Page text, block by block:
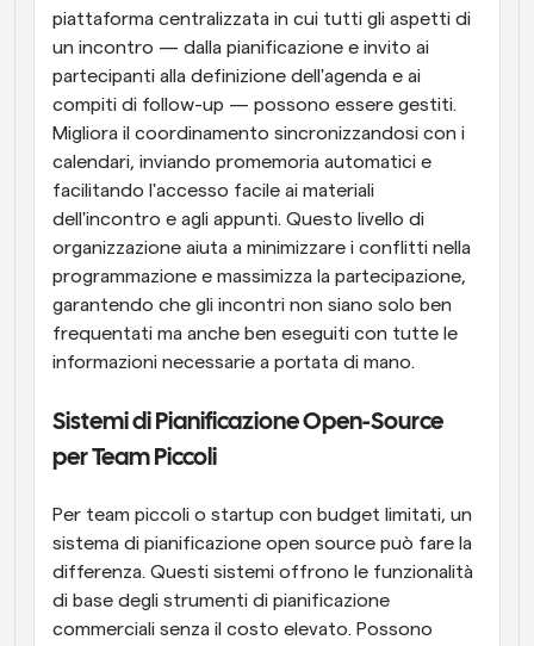
piattaforma centralizzata in cui tutti gli aspetti di
un incontro — dalla pianificazione e invito ai
partecipanti alla definizione dell'agenda e ai
compiti di follow-up — possono essere gestiti.
Migliora il coordinamento sincronizzandosi con i
calendari, inviando promemoria automatici e
facilitando l'accesso facile ai materiali
dell'incontro e agli appunti. Questo livello di
organizzazione aiuta a minimizzare i conflitti nella
programmazione e massimizza la partecipazione,
garantendo che gli incontri non siano solo ben
frequentati ma anche ben eseguiti con tutte le
informazioni necessarie a portata di mano.
Sistemi di Pianificazione Open-Source
per Team Piccoli
Per team piccoli o startup con budget limitati, un
sistema di pianificazione open source può fare la
differenza. Questi sistemi offrono le funzionalità
di base degli strumenti di pianificazione
commerciali senza il costo elevato. Possono